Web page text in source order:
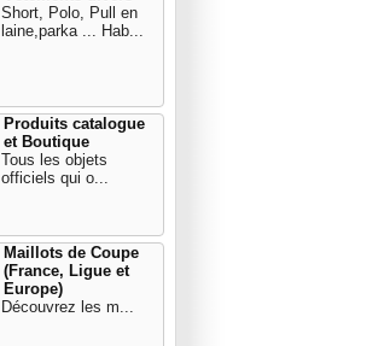
Short, Polo, Pull en
laine,parka ... Hab...
Produits catalogue
et Boutique
Tous les objets
officiels qui o...
Maillots de Coupe
(France, Ligue et
Europe)
Découvrez les m...